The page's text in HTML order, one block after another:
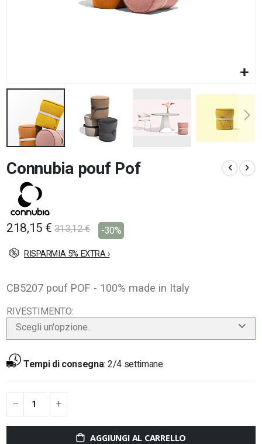
all'inizio
della
galleria
immagini
Connubia pouf Pof
218,15 € 313,12 € -30%
RISPARMIA 5% EXTRA ›
CB5207 pouf POF - 100% made in Italy
RIVESTIMENTO
Scegli un'opzione...
Tempi di consegna: 2/4 settimane
AGGIUNGI AL CARRELLO